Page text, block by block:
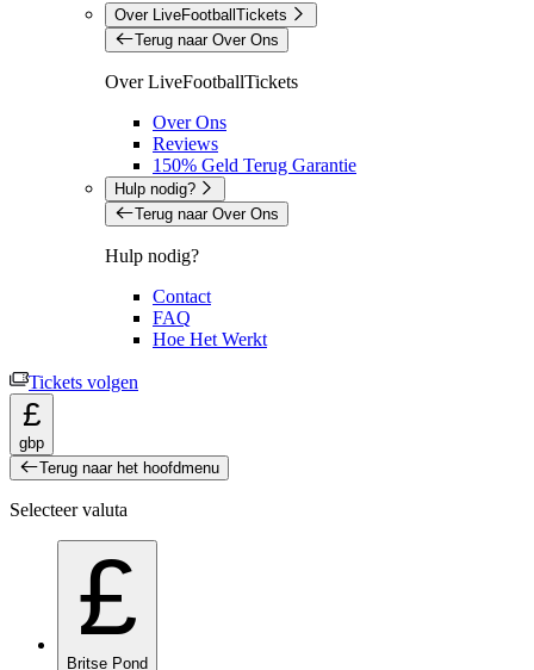
Over LiveFootballTickets
Terug naar Over Ons
Over LiveFootballTickets
Over Ons
Reviews
150% Geld Terug Garantie
Hulp nodig?
Terug naar Over Ons
Hulp nodig?
Contact
FAQ
Hoe Het Werkt
Tickets volgen
£
gbp
Terug naar het hoofdmenu
Selecteer valuta
£
Britse Pond